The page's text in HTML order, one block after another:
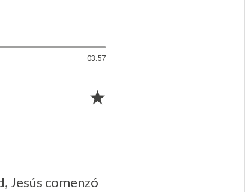
03:57
Jesús comenzó